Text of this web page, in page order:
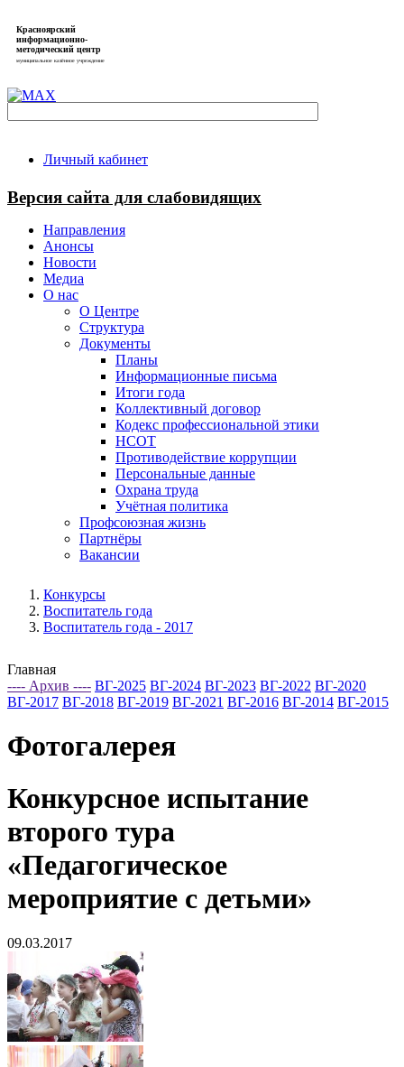
Красноярский
информационно-
методический центр
муниципальное казённое учреждение
Личный кабинет
Версия сайта для слабовидящих
Направления
Анонсы
Новости
Медиа
О нас
О Центре
Структура
Документы
Планы
Информационные письма
Итоги года
Коллективный договор
Кодекс профессиональной этики
НСОТ
Противодействие коррупции
Персональные данные
Охрана труда
Учётная политика
Профсоюзная жизнь
Партнёры
Вакансии
Конкурсы
Воспитатель года
Воспитатель года - 2017
Главная
---- Архив ---- ВГ-2025 ВГ-2024 ВГ-2023 ВГ-2022 ВГ-2020
ВГ-2017 ВГ-2018 ВГ-2019 ВГ-2021 ВГ-2016 ВГ-2014 ВГ-2015
Фотогалерея
Конкурсное испытание
второго тура
«Педагогическое
мероприятие с детьми»
09.03.2017